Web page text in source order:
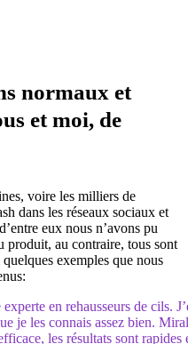
normaux et
et moi, de
voire les milliers de
dans les réseaux sociaux et
eux nous n’avons pu
produit, au contraire, tous sont
exemples que nous
en rehausseurs de cils.
je les connais assez bien.
les résultats sont rapides